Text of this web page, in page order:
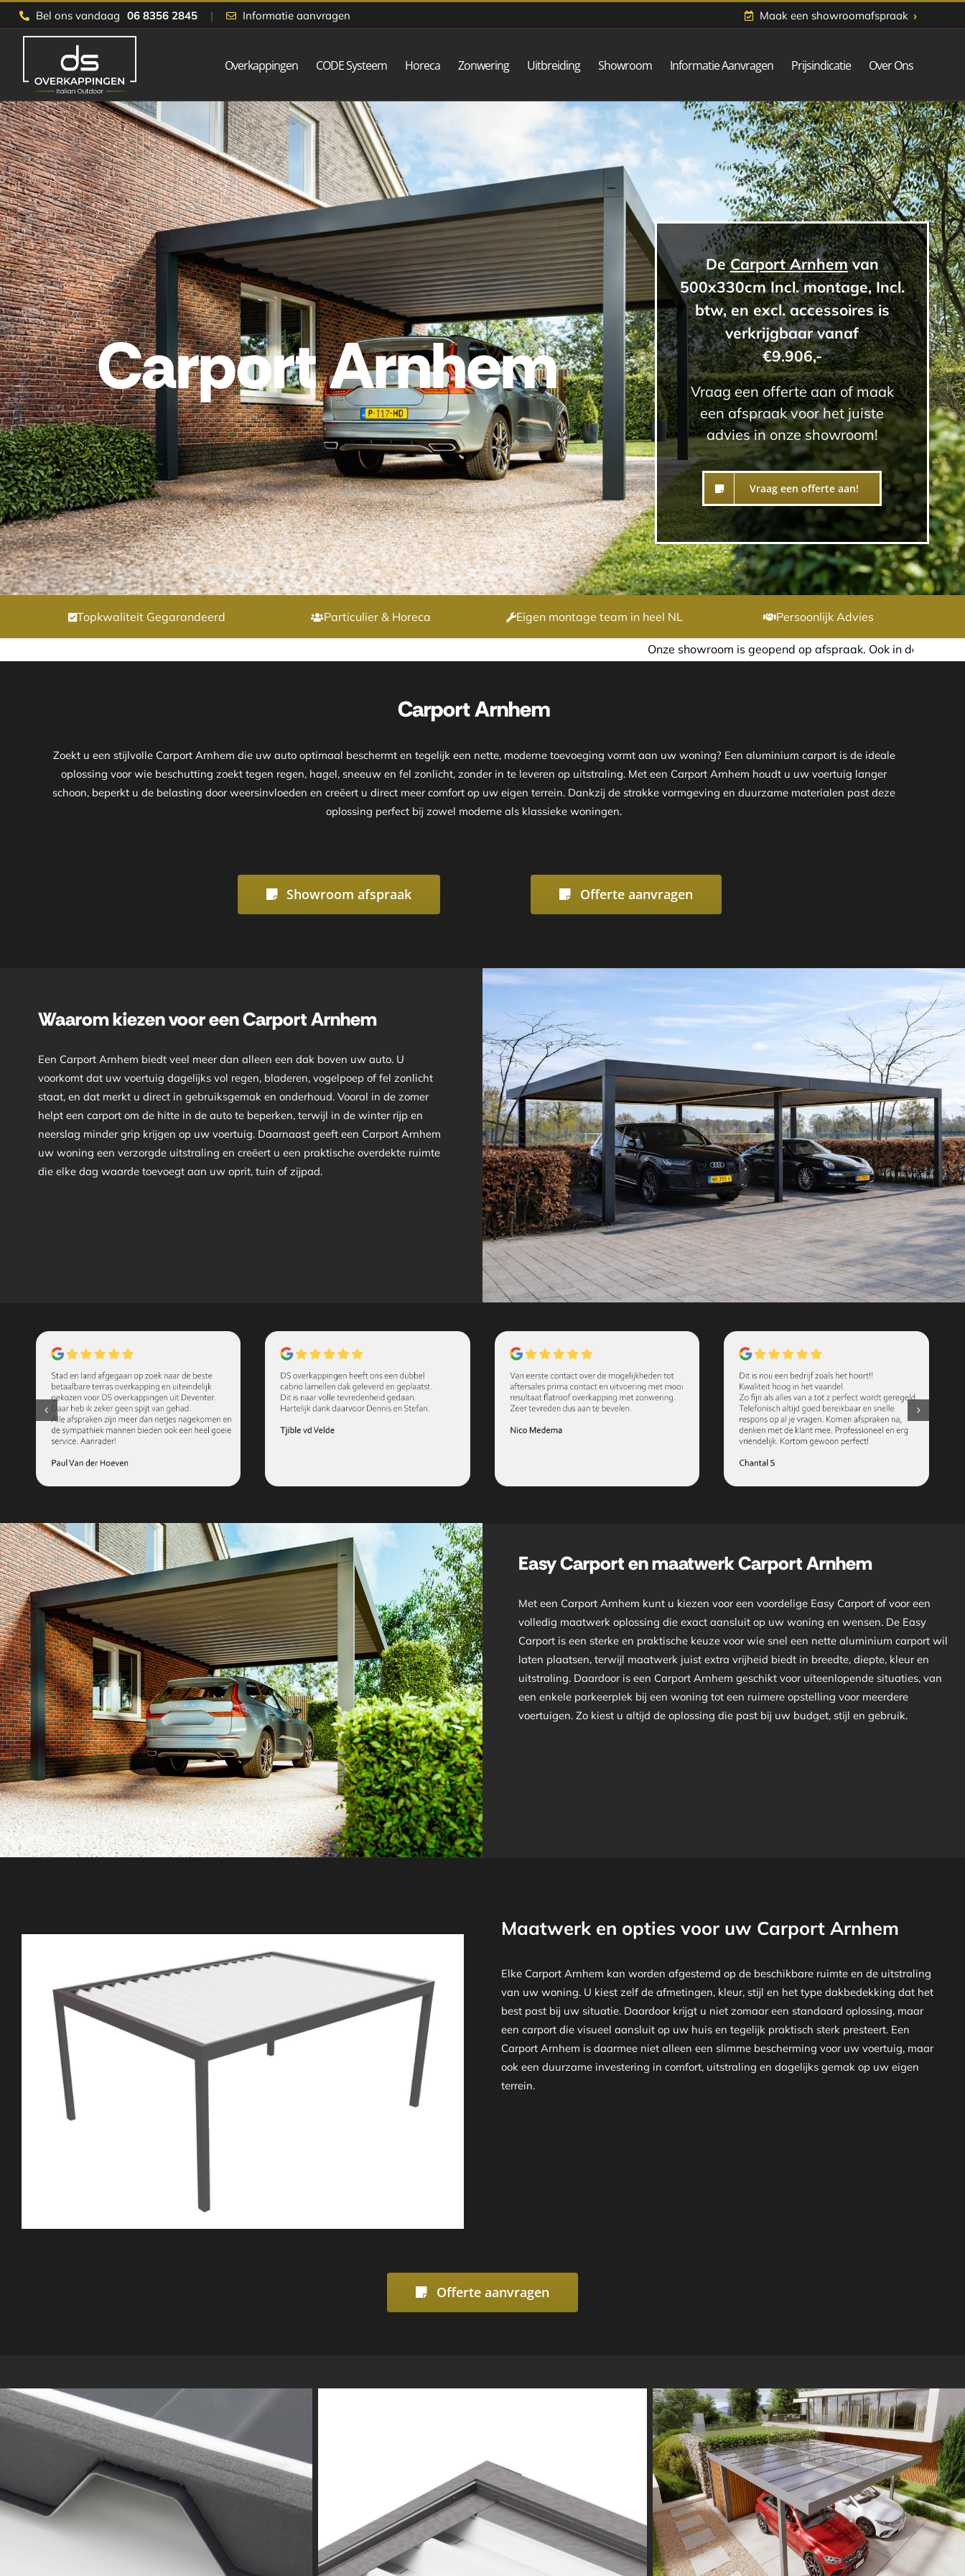
Skip
to
Bel ons vandaag 06 8356 2845 | Informatie aanvragen Maak een showroomafspraak ›
Overkappingen CODE Systeem Horeca Zonwering Uitbreiding Showroom Informatie Aanvragen Prijsindicatie Over Ons
Carport Arnhem
DeCarport Arnhemvan
500x330cm Incl. montage, Incl.
btw, en excl. accessoires is
verkrijgbaar vanaf
€9.906,-
Vraag een offerte aan of maak
een afspraak voor het juiste
advies in onze showroom!
Vraag een offerte aan!
Topkwaliteit Gegarandeerd Particulier & Horeca Eigen montage team in heel NL Persoonlijk Advies
Onze showroom is geopend op afspraak. Ook in de avond of in het weekend
Carport Arnhem
Zoekt u een stijlvolle Carport Arnhem die uw auto optimaal beschermt en tegelijk een nette, moderne toevoeging vormt aan uw woning? Een aluminium carport is de ideale
oplossing voor wie beschutting zoekt tegen regen, hagel, sneeuw en fel zonlicht, zonder in te leveren op uitstraling. Met een Carport Arnhem houdt u uw voertuig langer
schoon, beperkt u de belasting door weersinvloeden en creëert u direct meer comfort op uw eigen terrein. Dankzij de strakke vormgeving en duurzame materialen past deze
oplossing perfect bij zowel moderne als klassieke woningen.
Showroom afspraak Offerte aanvragen
Waarom kiezen voor een Carport Arnhem
Een Carport Arnhem biedt veel meer dan alleen een dak boven uw auto. U
voorkomt dat uw voertuig dagelijks vol regen, bladeren, vogelpoep of fel zonlicht
staat, en dat merkt u direct in gebruiksgemak en onderhoud. Vooral in de zomer
helpt een carport om de hitte in de auto te beperken, terwijl in de winter rijp en
neerslag minder grip krijgen op uw voertuig. Daarnaast geeft een Carport Arnhem
uw woning een verzorgde uitstraling en creëert u een praktische overdekte ruimte
die elke dag waarde toevoegt aan uw oprit, tuin of zijpad.
Easy Carport en maatwerk Carport Arnhem
Met een Carport Arnhem kunt u kiezen voor een voordelige Easy Carport of voor een
volledig maatwerk oplossing die exact aansluit op uw woning en wensen. De Easy
Carport is een sterke en praktische keuze voor wie snel een nette aluminium carport wil
laten plaatsen, terwijl maatwerk juist extra vrijheid biedt in breedte, diepte, kleur en
uitstraling. Daardoor is een Carport Arnhem geschikt voor uiteenlopende situaties, van
een enkele parkeerplek bij een woning tot een ruimere opstelling voor meerdere
voertuigen. Zo kiest u altijd de oplossing die past bij uw budget, stijl en gebruik.
Maatwerk en opties voor uw Carport Arnhem
Elke Carport Arnhem kan worden afgestemd op de beschikbare ruimte en de uitstraling
van uw woning. U kiest zelf de afmetingen, kleur, stijl en het type dakbedekking dat het
best past bij uw situatie. Daardoor krijgt u niet zomaar een standaard oplossing, maar
een carport die visueel aansluit op uw huis en tegelijk praktisch sterk presteert. Een
Carport Arnhem is daarmee niet alleen een slimme bescherming voor uw voertuig, maar
ook een duurzame investering in comfort, uitstraling en dagelijks gemak op uw eigen
terrein.
Offerte aanvragen